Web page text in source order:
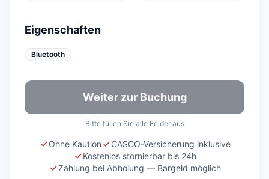
Eigenschaften
Bluetooth
Weiter zur Buchung
Bitte füllen Sie alle Felder aus
Ohne Kaution
CASCO-Versicherung inklusive
Kostenlos stornierbar bis 24h
Zahlung bei Abholung — Bargeld möglich